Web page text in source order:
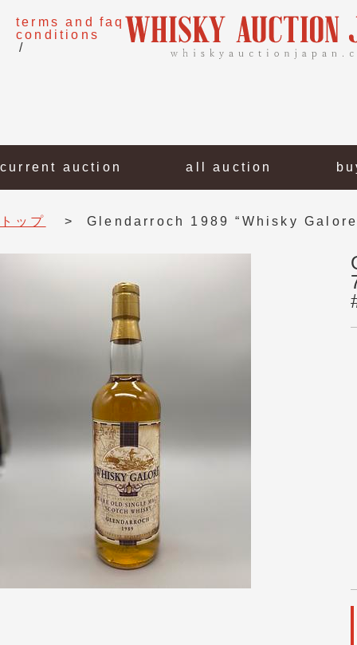
terms and
conditions
faq
current auction all auction
トップ Glendarroch 1989 “Whisky